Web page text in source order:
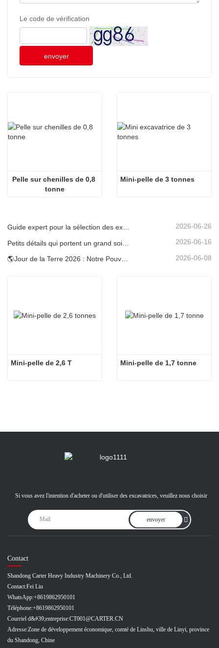
Le code de vérification
envoyer
Pelle sur chenilles de 0,8
tonne
Mini-pelle de 3 tonnes
Guide expert pour la sélection des excavatrices Carter (0,6 t à 60 t) pour une efficacité optimale sur le chantier 2026-06-26
2026-06-16
2026-06-08
Mini-pelle de 2,6 T Mini-pelle de 1,7 tonne
Si vous avez l'intention d'acheter ou d'utiliser des excavatrices, veuillez nous choisir
envoyer
Contact
Shandong Carter Heavy Industry Machinery Co., Ltd.
Contact:Fei Liu
WhatsApp:+8619862950101
Téléphone:+8619862950101
Courriel d&#39;entreprise:CT001@CARTER.CN
Adresse:Zone de développement économique, comté de Linshu, ville de Linyi, province
du Shandong, Chine